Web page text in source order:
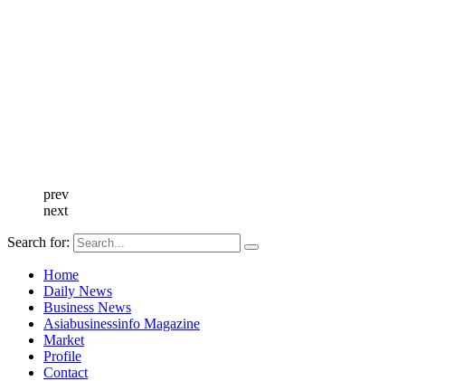
prev
next
Search for:
Home
Daily News
Business News
Asiabusinessinfo Magazine
Market
Profile
Contact